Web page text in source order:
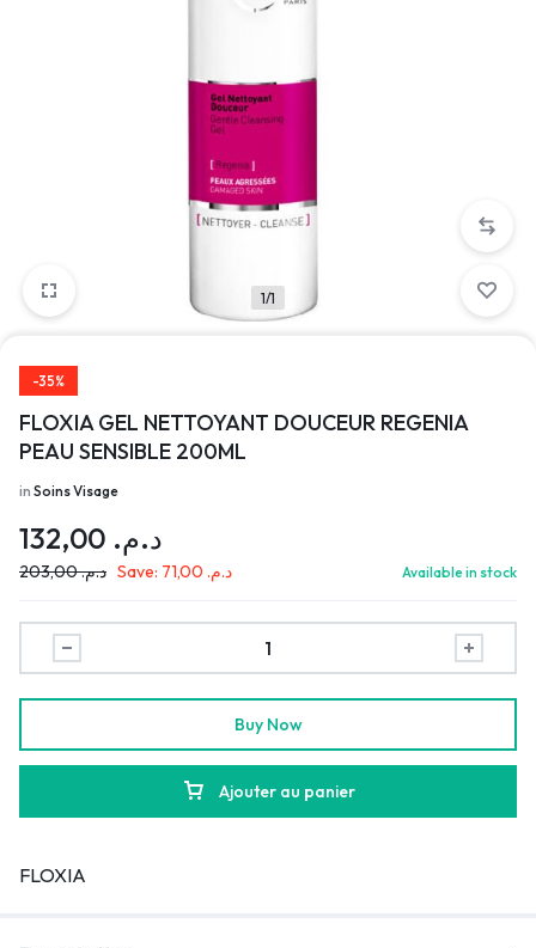
1/1
-35%
FLOXIA GEL NETTOYANT DOUCEUR REGENIA
PEAU SENSIBLE 200ML
in Soins Visage
د.م.
د.م.203,00 Save: د.م. Available in stock
Ajouter au panier
Buy Now
FLOXIA